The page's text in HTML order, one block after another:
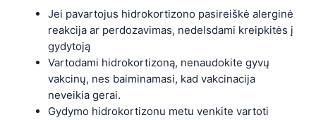
Jei pavartojus hidrokortizono pasireiškė alerginė
reakcija ar perdozavimas, nedelsdami kreipkitės į
gydytoją
Vartodami hidrokortizoną, nenaudokite gyvų
vakcinų, nes baiminamasi, kad vakcinacija
neveikia gerai.
Gydymo hidrokortizonu metu venkite vartoti